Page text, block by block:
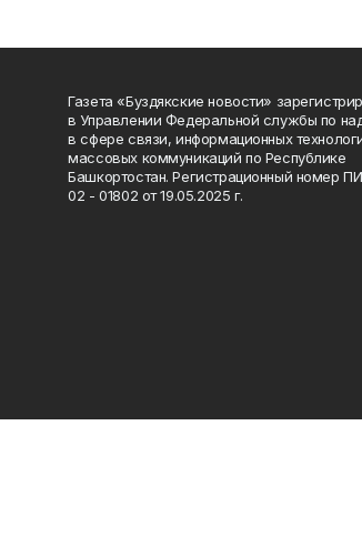
Газета «Буздякские новости»
в Управлении Федеральной службы по
в сфере связи, информационных
массовых коммуникаций по Республике
Башкортостан. Регистрационный номер
02 - 01802 от 19.05.2025 г.